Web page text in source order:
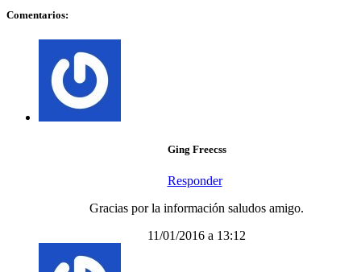
Comentarios:
Ging Freecss
Responder
Gracias por la información saludos amigo.
11/01/2016 a 13:12